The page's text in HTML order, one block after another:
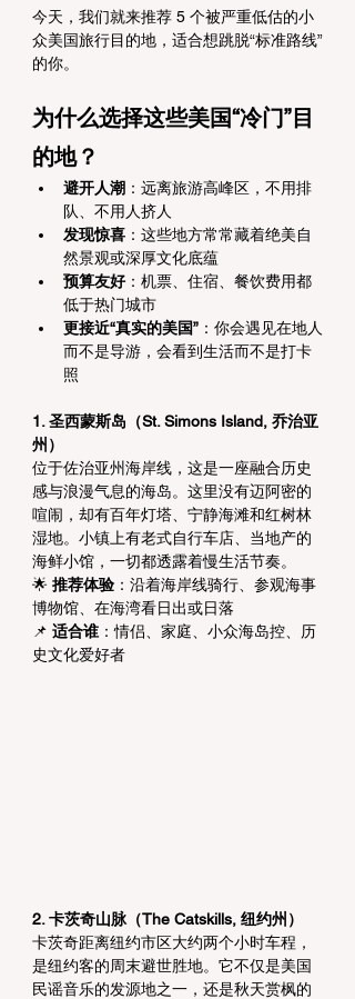
今天，我们就来推荐 5 个被严重低估的小
众美国旅行目的地，适合想跳脱“标准路线”
的你。
为什么选择这些美国“冷门”目
的地？
避开人潮 ：远离旅游高峰区，不用排
队、不用人挤人
发现惊喜 ：这些地方常常藏着绝美自
然景观或深厚文化底蕴
预算友好：机票、住宿、餐饮费用都
低于热门城市
更接近“真实的美国” ：你会遇见在地人
而不是导游，会看到生活而不是打卡
照
1. 圣西蒙斯岛（St. Simons Island, 乔治亚
州）
位于佐治亚州海岸线，这是一座融合历史
感与浪漫气息的海岛。这里没有迈阿密的
喧闹，却有百年灯塔、宁静海滩和红树林
湿地。小镇上有老式自行车店、当地产的
海鲜小馆，一切都透露着慢生活节奏。
🌟 推荐体验 ：沿着海岸线骑行、参观海事
博物馆、在海湾看日出或日落
📌 适合谁 ：情侣、家庭、小众海岛控、历
史文化爱好者
2. 卡茨奇山脉（The Catskills, 纽约州）
卡茨奇距离纽约市区大约两个小时车程，
是纽约客的周末避世胜地。它不仅是美国
民谣音乐的发源地之一，还是秋天赏枫的